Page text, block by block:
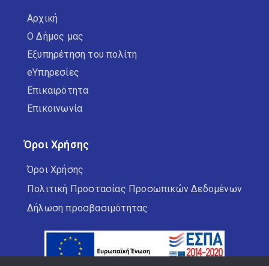
Αρχική
Ο Δήμος μας
Εξυπηρέτηση του πολίτη
eΥπηρεσίες
Επικαιρότητα
Επικοινωνία
Όροι Χρήσης
Όροι Χρήσης
Πολιτική Προστασίας Προσωπικών Δεδομένων
Δήλωση προσβασιμότητας